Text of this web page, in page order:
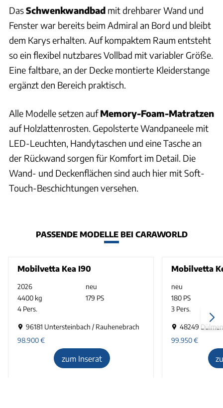
DasSchwenkwandbad mit drehbarer Wand und
Fenster war bereits beim Admiral an Bord und bleibt
dem Karys erhalten. Auf kompaktem Raum entsteht
so ein flexibel nutzbares Vollbad mit variabler Größe.
Eine faltbare, an der Decke montierte Kleiderstange
ergänzt den Bereich praktisch.
Alle Modelle setzen aufMemory-Foam-Matratzen
auf Holzlattenrosten. Gepolsterte Wandpaneele mit
LED-Leuchten, Handytaschen und eine Tasche an
der Rückwand sorgen für Komfort im Detail. Die
Wand- und Deckenflächen sind auch hier mit Soft-
Touch-Beschichtungen versehen.
PASSENDE MODELLE BEI CARAWORLD
Mobilvetta Kea I90
2026
neu
4400 kg
179 PS
4 Pers.
96181 Untersteinbach / Rauhenebrach
98.900€
zum Inserat
Mobilvetta
neu
180 PS
3 Pers.
48249 Dülmen
99.950€